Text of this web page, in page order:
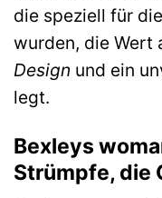
die speziell für
wurden, die Wert
Design und ein
legt.
Bexleys
Strümpfe, die